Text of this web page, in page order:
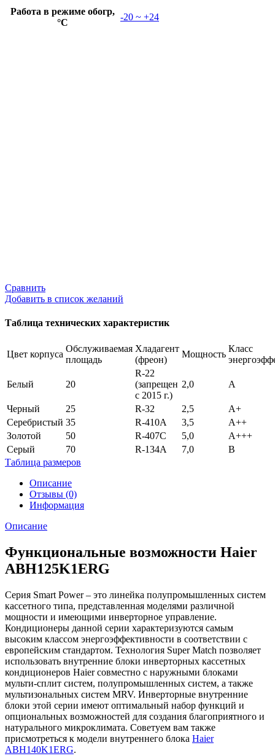
Работа в режиме обогр,
°C
-20 ~ +24
Сравнить
Добавить в список желаний
Таблица технических характеристик
Цвет корпуса
Обслуживаемая
площадь
Хладагент
(фреон)
Мощность
Класс
Белый 20
R-22
(запрещен
с 2015 г.)
2,0 А
Черный 25 R-32 2,5
А+
Серебристый 35 R-410A 3,5
А++
Золотой
50 R-407С 5,0
А+++
Серый
70 R-134А 7,0
В
Таблица размеров
Описание
Отзывы (0)
Информация
Описание
Функциональные возможности Haier
ABH125K1ERG
Серия Smart Power – это линейка полупромышленных систем
кассетного типа, представленная моделями различной
мощности и имеющими инверторное управление.
Кондиционеры данной серии характеризуются самым
высоким классом энергоэффективности в соответствии с
европейским стандартом. Технология Super Match позволяет
использовать внутренние блоки инверторных кассетных
кондиционеров Haier совместно с наружными блоками
мульти-сплит систем, полупромышленных систем, а также
мультизональных систем MRV. Инверторные внутренние
блоки этой серии имеют оптимальный набор функций и
опциональных возможностей для создания благоприятного и
натурального микроклимата. Советуем вам также
присмотреться к модели внутреннего блока Haier
ABH140K1ERG.